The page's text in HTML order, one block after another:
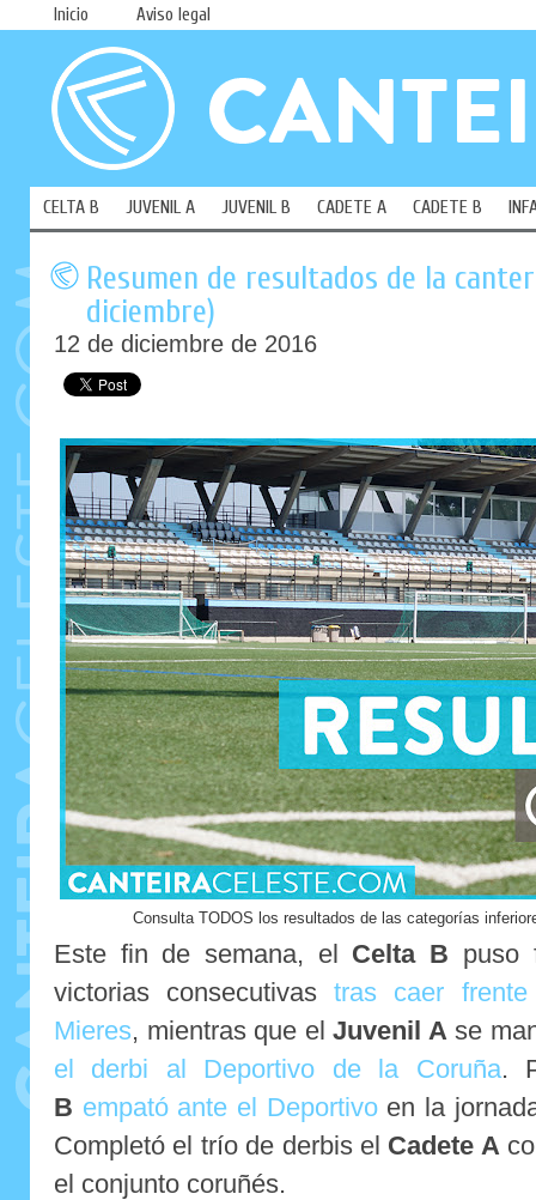
Inicio Aviso legal
CELTA B JUVENIL A JUVENIL B CADETE A CADETE B
Resumen de resultados de la
diciembre)
12 de diciembre de 2016
Consulta TODOS los resultados de las categorías
Este fin de semana, el Celta B puso
victorias consecutivastras caer
Mieres, mientras que elJuvenil A se
el derbi al Deportivo de la Coruña.
B empató ante el Deportivoen la
Completó el trío de derbis el Cadete A
el conjunto coruñés.